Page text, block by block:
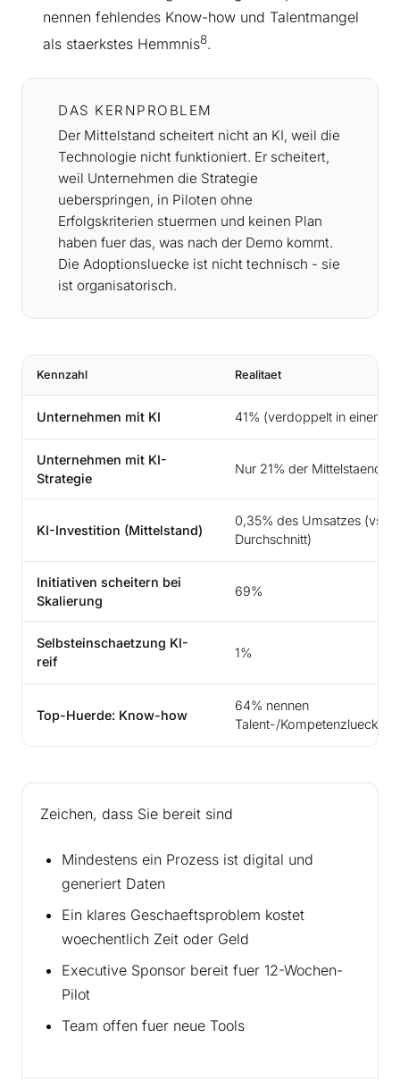
nennen fehlendes Know-how und Talentmangel
als staerkstes Hemmnis8.
DAS KERNPROBLEM
Der Mittelstand scheitert nicht an KI, weil die
Technologie nicht funktioniert. Er scheitert,
weil Unternehmen die Strategie
ueberspringen, in Piloten ohne
Erfolgskriterien stuermen und keinen Plan
haben fuer das, was nach der Demo kommt.
Die Adoptionsluecke ist nicht technisch - sie
ist organisatorisch.
Kennzahl Realitaet
Unternehmen mit KI 41% (verdoppelt in einem
Unternehmen mit KI-
Strategie
Nur 21% der Mittelstaendler
KI-Investition (Mittelstand)
0,35% des Umsatzes (vs.
Durchschnitt)
Initiativen scheitern bei
Skalierung
69%
Selbsteinschaetzung KI-
reif
1%
Top-Huerde: Know-how
64% nennen
Talent-/Kompetenzluecke
Zeichen, dass Sie bereit sind
Mindestens ein Prozess ist digital und
generiert Daten
Ein klares Geschaeftsproblem kostet
woechentlich Zeit oder Geld
Executive Sponsor bereit fuer 12-Wochen-
Pilot
Team offen fuer neue Tools